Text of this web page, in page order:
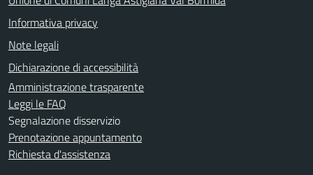
Informativa privacy
Note legali
Dichiarazione di accessibilità
Amministrazione trasparente
Leggi le FAQ
Segnalazione disservizio
Prenotazione appuntamento
Richiesta d'assistenza